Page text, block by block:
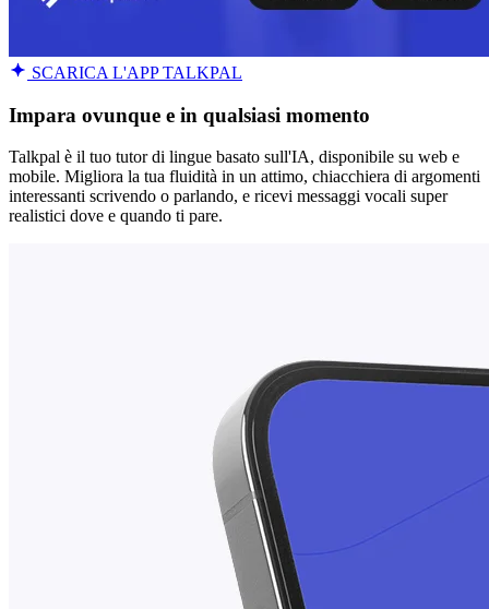
SCARICA L'APP TALKPAL
Impara ovunque e in qualsiasi momento
Talkpal è il tuo tutor di lingue basato sull'IA, disponibile su web e
mobile. Migliora la tua fluidità in un attimo, chiacchiera di argomenti
interessanti scrivendo o parlando, e ricevi messaggi vocali super
realistici dove e quando ti pare.